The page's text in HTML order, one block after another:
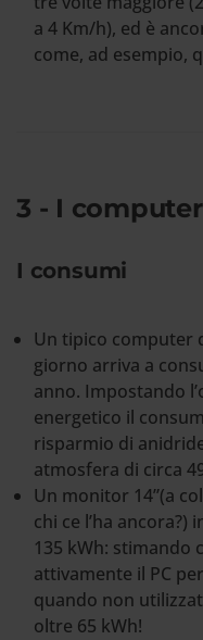
a 4 Km/h), ed è
come, ad esempio,
3 - I computer
I consumi
Un tipico computer
giorno arriva a
anno. Impostando
energetico il
risparmio di
atmosfera di circa
Un monitor 14”(a
chi ce l’ha
135 kWh: stimando
attivamente il PC
quando non
oltre 65 kWh!